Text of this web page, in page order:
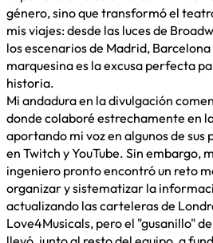
género, sino que transformó el
mis viajes: desde las luces de
los escenarios de Madrid,
marquesina es la excusa perfecta
historia.
Mi andadura en la divulgación
donde colaboré estrechamente en
aportando mi voz en algunos de sus
en Twitch y YouTube. Sin embargo,
ingeniero pronto encontró un reto
organizar y sistematizar la
actualizando las carteleras de
Love4Musicals, pero el "gusanillo"